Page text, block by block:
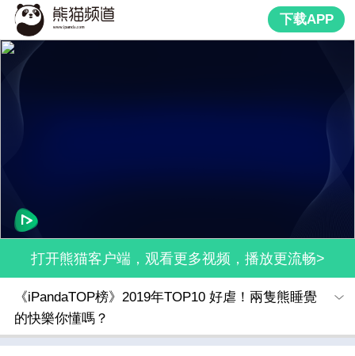
下载APP
打开熊猫客户端，观看更多视频，播放更流畅>
《iPandaTOP榜》2019年TOP10 好虐！兩隻熊睡覺
的快樂你懂嗎？